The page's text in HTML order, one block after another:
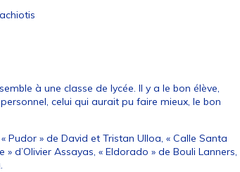
à une classe de lycée. Il y a le bon élève,
celui qui aurait pu faire mieux, le bon
Pudor » de David et Tristan Ulloa, « Calle Santa
d’Olivier Assayas, « Eldorado » de Bouli Lanners,